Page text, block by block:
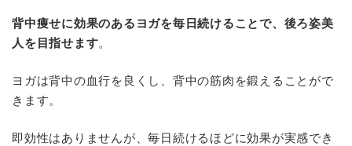
背中痩せに効果のあるヨガを毎日続けることで、後ろ姿美
人を目指せます。
ヨガは背中の血行を良くし、背中の筋肉を鍛えることがで
きます。
即効性はありませんが、毎日続けるほどに効果が実感でき